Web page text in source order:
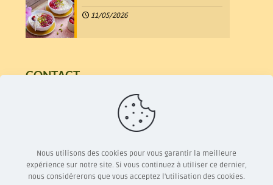
11/05/2026
CONTACT
petit.epeautre@orange.fr
Nous utilisons des cookies pour vous garantir la meilleure
expérience sur notre site. Si vous continuez à utiliser ce dernier,
nous considérerons que vous acceptez l'utilisation des cookies.